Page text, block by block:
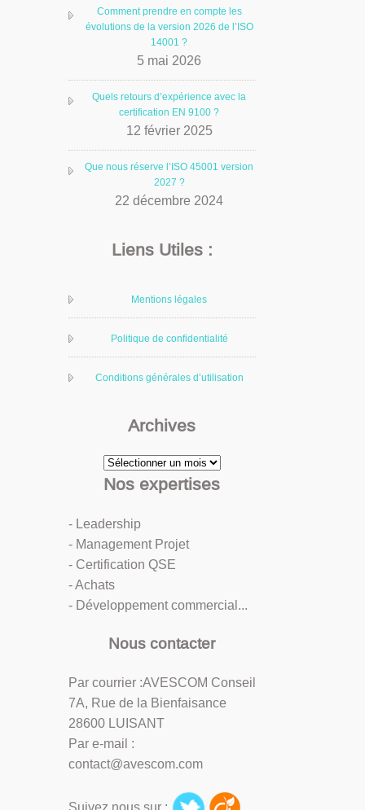
Comment prendre en compte les
évolutions de la version 2026 de l’ISO
14001 ?
5 mai 2026
Quels retours d’expérience avec la
certification EN 9100 ?
12 février 2025
Que nous réserve l’ISO 45001 version
2027 ?
22 décembre 2024
Liens Utiles :
Mentions légales
Politique de confidentialité
Conditions générales d’utilisation
Archives
Archives
Nos expertises
- Leadership
- Management Projet
- Certification QSE
- Achats
- Développement commercial...
Nous contacter
Par courrier :AVESCOM Conseil
7A, Rue de la Bienfaisance
28600 LUISANT
Par e-mail :
contact@avescom.com
Suivez nous sur :